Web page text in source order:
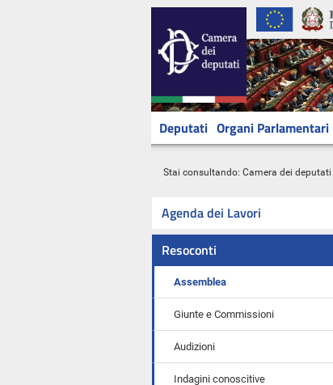
Deputati Organi Parlamentari
Stai consultando: Camera dei deputati
Agenda dei Lavori
Resoconti
Assemblea
Giunte e Commissioni
Audizioni
Indagini conoscitive